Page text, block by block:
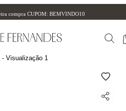
compra CUPOM: BEMVINDO10